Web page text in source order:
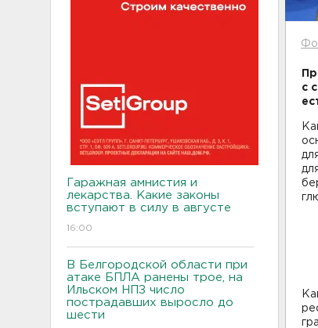
Гаражная амнистия и
лекарства. Какие законы
вступают в силу в августе
16:00
В Белгородской области при
атаке БПЛА ранены трое, на
Ильском НПЗ число
пострадавших выросло до
шести
с